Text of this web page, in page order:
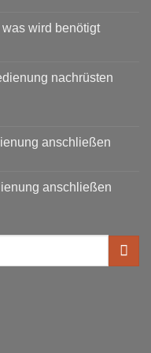
wird benötigt
nachrüsten
anschließen
anschließen